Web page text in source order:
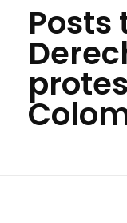
Posts